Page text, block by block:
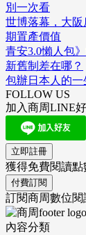
別一次看
世博落幕，大
期置產價值
青安3.0懶人包
新舊制差在哪？
包辦日本人的
FOLLOW US
加入商周LINE
立即註冊
獲得免費閱讀點
付費訂閱
訂閱商周數位閱
內容分類